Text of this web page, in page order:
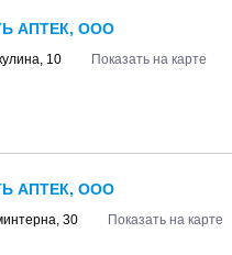
АПТЕК, ООО
10
Показать на карте
АПТЕК, ООО
30
Показать на карте